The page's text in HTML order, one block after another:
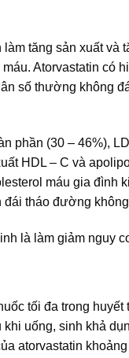
tăng sản xuất và
Atorvastatin có
số thường không
phần (30 – 46%),
HDL – C và
máu gia đình
tháo đường
là làm giảm nguy
tối đa trong
uống, sinh khả
atorvastatin